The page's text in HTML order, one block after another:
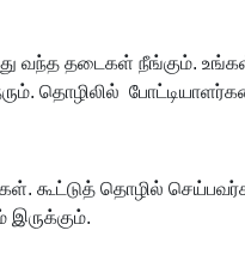
வந்த தடைகள் நீங்கும்.
தொழிலில்
கூட்டுத் தொழில்
இருக்கும்.